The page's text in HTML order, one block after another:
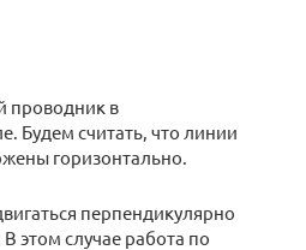
проводник в
Будем считать, что линии
горизонтально.
перпендикулярно
этом случае работа по